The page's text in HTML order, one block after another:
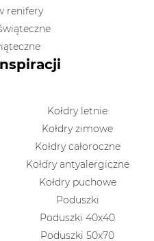
renifery
Kołdry letnie
Kołdry zimowe
Kołdry całoroczne
Kołdry antyalergiczne
Kołdry puchowe
Poduszki
Poduszki 40x40
Poduszki 50x70